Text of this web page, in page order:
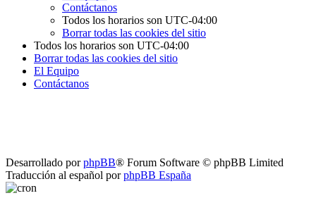
Contáctanos
Todos los horarios son UTC-04:00
Borrar todas las cookies del sitio
Todos los horarios son UTC-04:00
Borrar todas las cookies del sitio
El Equipo
Contáctanos
Desarrollado porphpBB® Forum Software © phpBB Limited
Traducción al español porphpBB España